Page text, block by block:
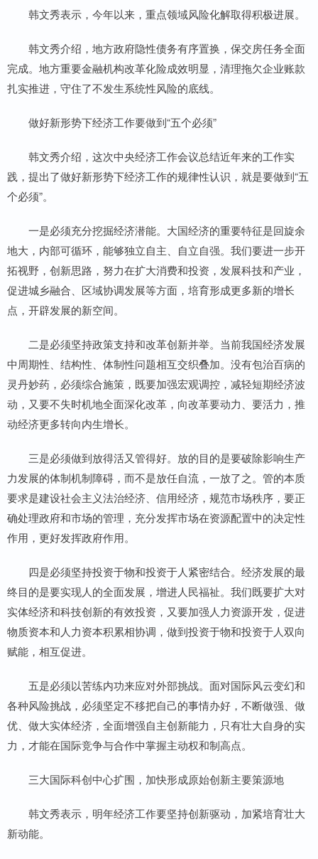
韩文秀表示，今年以来，重点领域风险化解取得积极进展。
韩文秀介绍，地方政府隐性债务有序置换，保交房任务全面
完成。地方重要金融机构改革化险成效明显，清理拖欠企业账款
扎实推进，守住了不发生系统性风险的底线。
做好新形势下经济工作要做到“五个必须”
韩文秀介绍，这次中央经济工作会议总结近年来的工作实
践，提出了做好新形势下经济工作的规律性认识，就是要做到“五
个必须”。
一是必须充分挖掘经济潜能。大国经济的重要特征是回旋余
地大，内部可循环，能够独立自主、自立自强。我们要进一步开
拓视野，创新思路，努力在扩大消费和投资，发展科技和产业，
促进城乡融合、区域协调发展等方面，培育形成更多新的增长
点，开辟发展的新空间。
二是必须坚持政策支持和改革创新并举。当前我国经济发展
中周期性、结构性、体制性问题相互交织叠加。没有包治百病的
灵丹妙药，必须综合施策，既要加强宏观调控，减轻短期经济波
动，又要不失时机地全面深化改革，向改革要动力、要活力，推
动经济更多转向内生增长。
三是必须做到放得活又管得好。放的目的是要破除影响生产
力发展的体制机制障碍，而不是放任自流，一放了之。管的本质
要求是建设社会主义法治经济、信用经济，规范市场秩序，要正
确处理政府和市场的管理，充分发挥市场在资源配置中的决定性
作用，更好发挥政府作用。
四是必须坚持投资于物和投资于人紧密结合。经济发展的最
终目的是要实现人的全面发展，增进人民福祉。我们既要扩大对
实体经济和科技创新的有效投资，又要加强人力资源开发，促进
物质资本和人力资本积累相协调，做到投资于物和投资于人双向
赋能，相互促进。
五是必须以苦练内功来应对外部挑战。面对国际风云变幻和
各种风险挑战，必须坚定不移把自己的事情办好，不断做强、做
优、做大实体经济，全面增强自主创新能力，只有壮大自身的实
力，才能在国际竞争与合作中掌握主动权和制高点。
三大国际科创中心扩围，加快形成原始创新主要策源地
韩文秀表示，明年经济工作要坚持创新驱动，加紧培育壮大
新动能。